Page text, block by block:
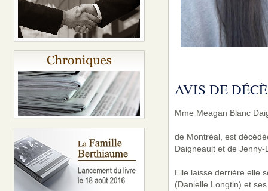
AVIS DE
Mme Meagan Blanc
de Montréal, est
Daigneault et de Jenny-
Elle laisse derrière elle
(Danielle Longtin) et